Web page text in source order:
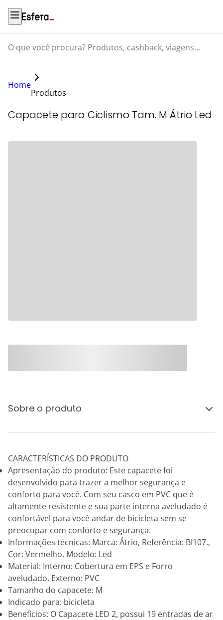
O que você procura? Produtos, cashback, viagens...
Home
Produtos
Capacete para Ciclismo Tam. M Átrio Led
Sobre o produto
CARACTERÍSTICAS DO PRODUTO
Apresentação do produto: Este capacete foi
desenvolvido para trazer a melhor segurança e
conforto para você. Com seu casco em PVC que é
altamente resistente e sua parte interna aveludado é
confortável para você andar de bicicleta sem se
preocupar com conforto e segurança.
Informações técnicas: Marca: Átrio, Referência: BI107.,
Cor: Vermelho, Modelo: Led
Material: Interno: Cobertura em EPS e Forro
aveludado, Externo: PVC
Tamanho do capacete: M
Indicado para: bicicleta
Benefícios: O Capacete LED 2, possui 19 entradas de ar